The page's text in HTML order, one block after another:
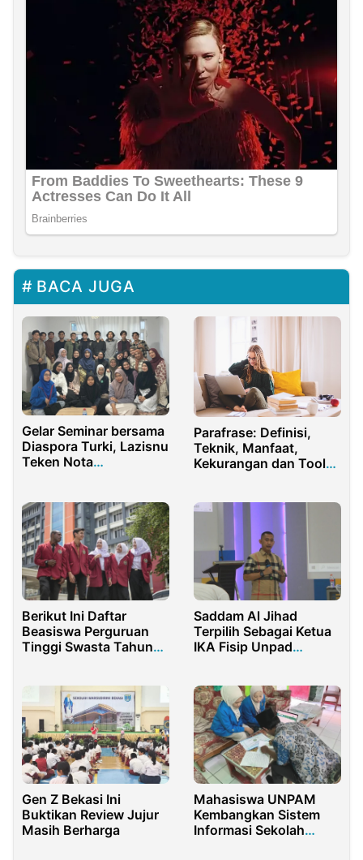
BACA JUGA
Gelar Seminar bersama
Diaspora Turki, Lazisnu
Teken Nota
Parafrase: Definisi,
Teknik, Manfaat,
Kekurangan dan Tools
Berikut Ini Daftar
Beasiswa Perguruan
Tinggi Swasta Tahun
Saddam Al Jihad
Terpilih Sebagai Ketua
IKA Fisip Unpad
Gen Z Bekasi Ini
Buktikan Review Jujur
Masih Berharga
Mahasiswa UNPAM
Kembangkan Sistem
Informasi Sekolah